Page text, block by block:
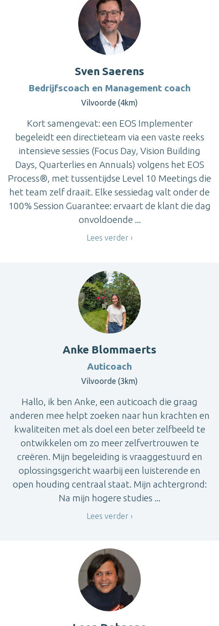
Sven Saerens
Bedrijfscoach en Management coach
Vilvoorde (4km)
Kort samengevat: een EOS Implementer
begeleidt een directieteam via een vaste reeks
intensieve sessies (Focus Day, Vision Building
Days, Quarterlies en Annuals) volgens het EOS
Process®, met tussentijdse Level 10 Meetings die
het team zelf draait. Elke sessiedag valt onder de
100% Session Guarantee: ervaart de klant die dag
onvoldoende ...
Lees verder
Anke Blommaerts
Auticoach
Vilvoorde (3km)
Hallo, ik ben Anke, een auticoach die graag
anderen mee helpt zoeken naar hun krachten en
kwaliteiten met als doel een beter zelfbeeld te
ontwikkelen om zo meer zelfvertrouwen te
creëren. Mijn begeleiding is vraaggestuurd en
oplossingsgericht waarbij een luisterende en
open houding centraal staat. Mijn achtergrond:
Na mijn hogere studies ...
Lees verder